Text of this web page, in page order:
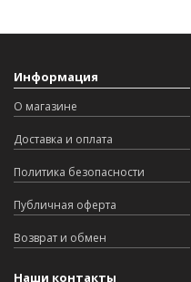
Информация
О магазине
Доставка и оплата
Политика безопасности
Публичная оферта
Возврат и обмен
Наши контакты